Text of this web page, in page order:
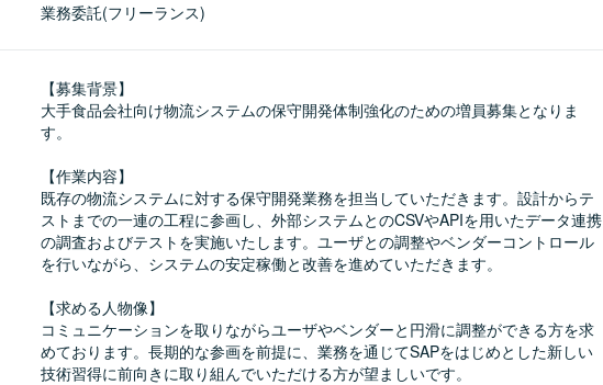
業務委託(フリーランス)
【募集背景】
大手食品会社向け物流システムの保守開発体制強化のための増員募集となりま
す。
【作業内容】
既存の物流システムに対する保守開発業務を担当していただきます。設計からテ
ストまでの一連の工程に参画し、外部システムとのCSVやAPIを用いたデータ連携
の調査およびテストを実施いたします。ユーザとの調整やベンダーコントロール
を行いながら、システムの安定稼働と改善を進めていただきます。
【求める人物像】
コミュニケーションを取りながらユーザやベンダーと円滑に調整ができる方を求
めております。長期的な参画を前提に、業務を通じてSAPをはじめとした新しい
技術習得に前向きに取り組んでいただける方が望ましいです。